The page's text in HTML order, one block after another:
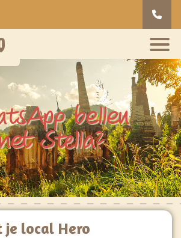
bellen
Stella?
je local Hero